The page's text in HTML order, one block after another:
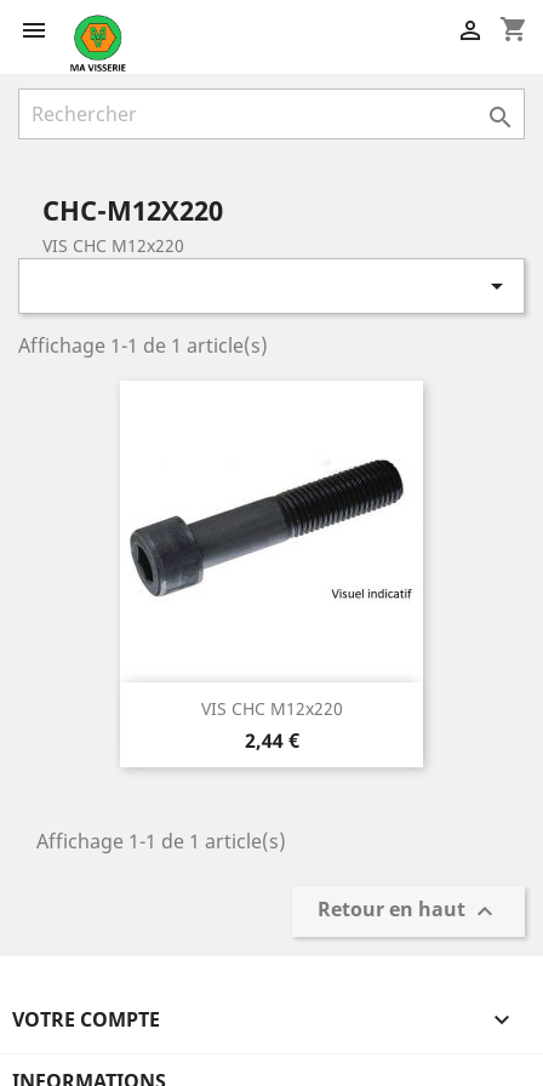
 shopping_cart


CHC-M12X220
VIS CHC M12x220

Affichage 1-1 de 1 article(s)
VIS CHC M12x220
Prix
2,44 €
Affichage 1-1 de 1 article(s)
Retour en haut 
VOTRE COMPTE 